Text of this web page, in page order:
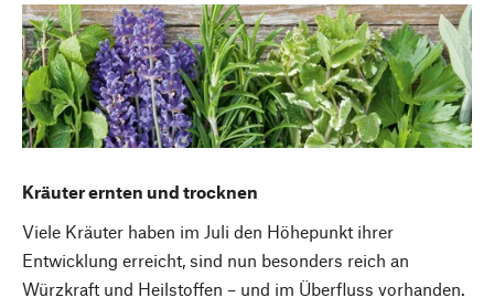
Kräuter ernten und trocknen
Viele Kräuter haben im Juli den Höhepunkt ihrer
Entwicklung erreicht, sind nun besonders reich an
Würzkraft und Heilstoffen – und im Überfluss vorhanden.